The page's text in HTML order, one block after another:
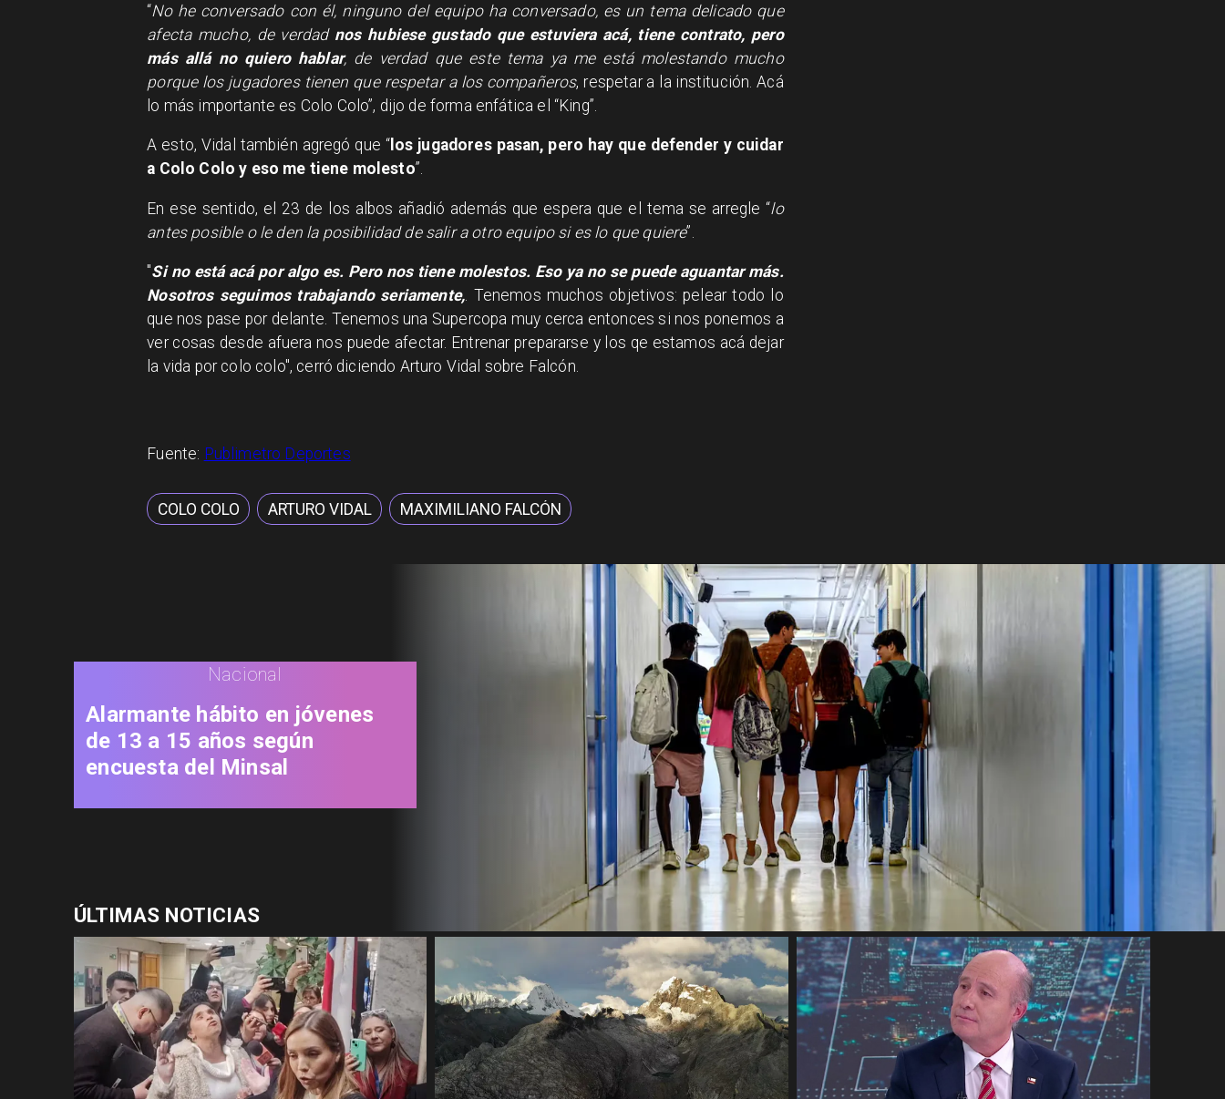
“No he conversado con él, ninguno del equipo ha conversado, es un tema delicado que
afecta mucho, de verdad nos hubiese gustado que estuviera acá, tiene contrato, pero
más allá no quiero hablar, de verdad que este tema ya me está molestando mucho
porque los jugadores tienen que respetar a los compañeros, respetar a la institución. Acá
lo más importante es Colo Colo”, dijo de forma enfática el “King”.
A esto, Vidal también agregó que “los jugadores pasan, pero hay que defender y cuidar
a Colo Colo y eso me tiene molesto”.
En ese sentido, el 23 de los albos añadió además que espera que el tema se arregle “lo
antes posible o le den la posibilidad de salir a otro equipo si es lo que quiere”.
"Si no está acá por algo es. Pero nos tiene molestos. Eso ya no se puede aguantar más.
Nosotros seguimos trabajando seriamente,. Tenemos muchos objetivos: pelear todo lo
que nos pase por delante. Tenemos una Supercopa muy cerca entonces si nos ponemos a
ver cosas desde afuera nos puede afectar. Entrenar prepararse y los qe estamos acá dejar
la vida por colo colo", cerró diciendo Arturo Vidal sobre Falcón.
Fuente: Publimetro Deportes
COLO COLO ARTURO VIDAL MAXIMILIANO FALCÓN
Nacional
Alarmante hábito en jóvenes
de 13 a 15 años según
encuesta del Minsal
ÚLTIMAS NOTICIAS